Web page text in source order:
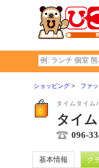
ショッピング ファ
タイムタイム
タイ
096-
基本情報 ク